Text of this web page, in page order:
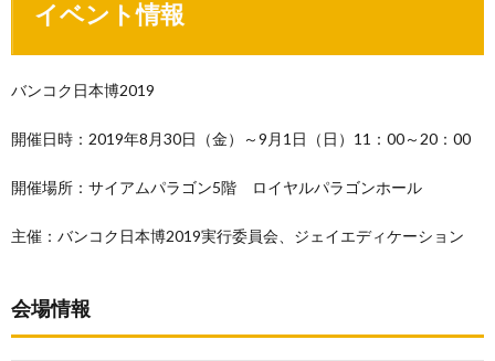
イベント情報
バンコク日本博2019
開催日時：2019年8月30日（金）～9月1日（日）11：00～20：00
開催場所：サイアムパラゴン5階 ロイヤルパラゴンホール
主催：バンコク日本博2019実行委員会、ジェイエディケーション
会場情報